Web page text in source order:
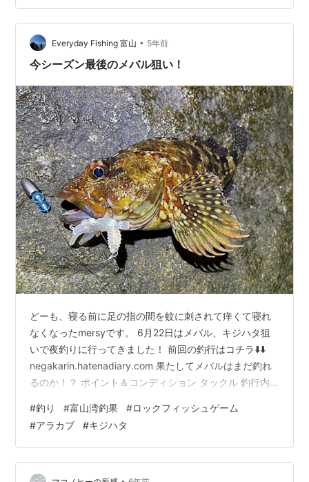
クゲーム･スタート☆ はい。ポイントについて、さっそ
く流していると、まずは「かっちゃん」に良型のうっか
りカサゴンがのりました。なかなか良い滑り出しの初魚
は狙いの本命でした。 タックル…
Everyday Fishing 富山 • 5年前
今シーズン最後のメバル狙い！
どーも、寝る前に足の指の間を蚊に刺されて痒くて寝れ
なくなったmersyです。 6月22日はメバル、キジハタ狙
いで夜釣りに行ってきました！ 前回の釣行はコチラ⬇️⬇️
negakarin.hatenadiary.com 果たしてメバルはまだ釣れ
るのか！？ ポイント＆コンディション タックル 釣行内
県西部 風：西の風2〜3mのち南西の風2m 波：0.3m 濁
り：なし 水温：22℃ 潮：中潮 月齢：11.7 釣行時間：21
時半〜1時半 タックル 【①】 Rod：YAMAGA Blanks
BlueCurrent 85/TZ NANO All-Ra…
#釣り #富山湾釣果 #ロックフィッシュゲーム
#アラカブ #キジハタ